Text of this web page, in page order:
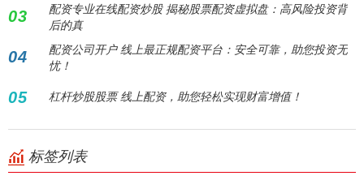
03
配资专业在线配资炒股 揭秘股票配资虚拟盘：高风险投资背
后的真
04
配资公司开户 线上最正规配资平台：安全可靠，助您投资无
忧！
05 杠杆炒股股票 线上配资，助您轻松实现财富增值！
标签列表